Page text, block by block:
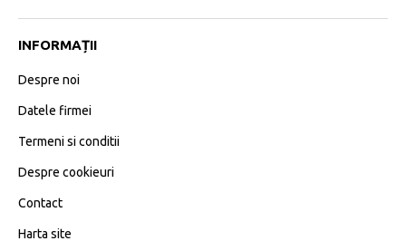
INFORMAȚII
Despre noi
Datele firmei
Termeni si conditii
Despre cookieuri
Contact
Harta site